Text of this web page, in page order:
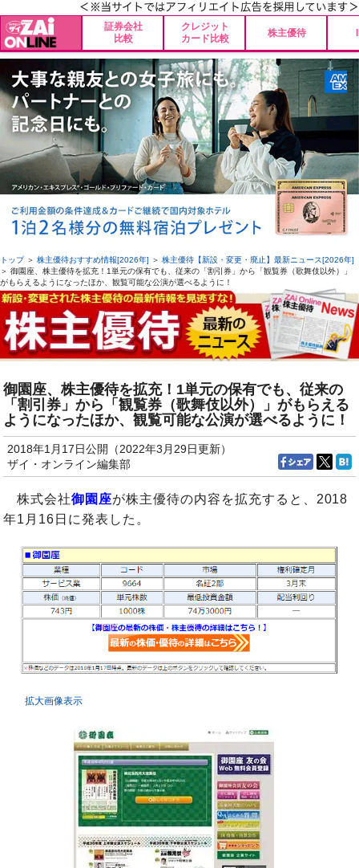
証券会社
比較
クレジット
カード比較
株主優待
トップ＞ 株主優待おすすめ情報[2026年] ＞ 株主優待【新設・変更・廃止】最新ニュース[2026年]
＞ 御園座、株主優待を拡充！1単元の保有でも、従来の「割引券」から「観覧券（歌舞伎以外）」
がもらえるようになったほか、観覧可能な公演が選べるように！
御園座、株主優待を拡充！1単元の保有でも、従来の
「割引券」から「観覧券（歌舞伎以外）」がもらえる
ようになったほか、観覧可能な公演が選べるように！
2018年1月17日公開（2022年3月29日更新）
ザイ・オンライン編集部
株式会社御園座が株主優待の内容を拡充すると、2018
年1月16日に発表した。
拡大画像表示